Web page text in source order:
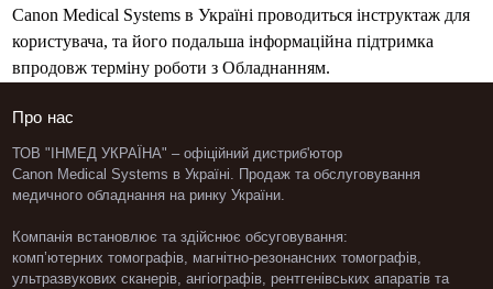
Canon Medical Systems в Україні проводиться інструктаж для
користувача, та його подальша інформаційна підтримка
впродовж терміну роботи з Обладнанням.
Про нас
ТОВ "ІНМЕД УКРАЇНА" – офіційний дистриб'ютор
Canon Medical Systems в Україні. Продаж та обслуговування
медичного обладнання на ринку України.
Компанія встановлює та здійснює обсуговування:
комп’ютерних томографів, магнітно-резонансних томографів,
ультразвукових сканерів, ангіографів, рентгенівських апаратів та